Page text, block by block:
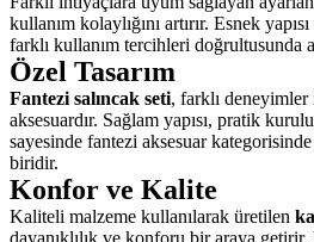
kullanım kolaylığını artırır. Esnek
farklı kullanım tercihleri doğrultusunda
Özel Tasarım
Fantezi salıncak seti, farklı deneyimler
aksesuardır. Sağlam yapısı, pratik
sayesinde fantezi aksesuar
biridir.
Konfor ve Kalite
Kaliteli malzeme kullanılarak üretilen
dayanıklılık ve konforu bir araya